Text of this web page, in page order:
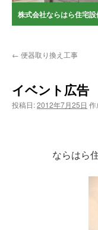
株式会社ならはら住宅
← 便器取り換え工事
イベント広告
投稿日:2012年7月25日 作
ならはら